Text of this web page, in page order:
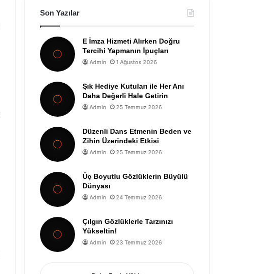
Son Yazılar
E İmza Hizmeti Alırken Doğru
Tercihi Yapmanın İpuçları
Admin 1 Ağustos 2026
Şık Hediye Kutuları ile Her Anı
Daha Değerli Hale Getirin
Admin 25 Temmuz 2026
Düzenli Dans Etmenin Beden ve
Zihin Üzerindeki Etkisi
Admin 25 Temmuz 2026
Üç Boyutlu Gözlüklerin Büyülü
Dünyası
Admin 24 Temmuz 2026
Çılgın Gözlüklerle Tarzınızı
Yükseltin!
Admin 23 Temmuz 2026